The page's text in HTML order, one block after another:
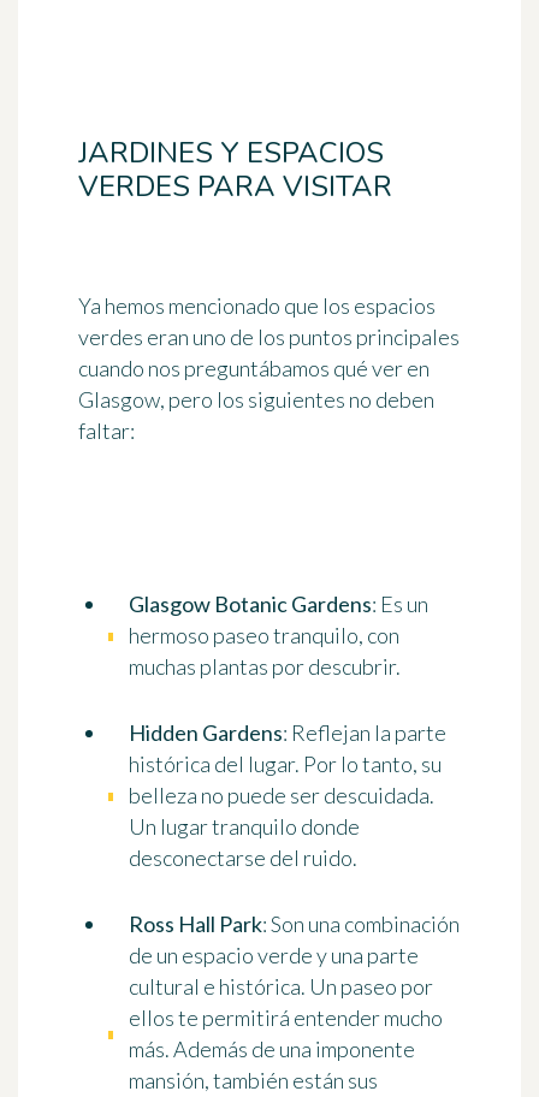
JARDINES Y ESPACIOS
VERDES PARA VISITAR
Ya hemos mencionado que los espacios
verdes eran uno de los puntos principales
cuando nos preguntábamos qué ver en
Glasgow, pero los siguientes no deben
faltar:
Glasgow Botanic Gardens: Es un
hermoso paseo tranquilo, con
muchas plantas por descubrir.
Hidden Gardens: Reflejan la parte
histórica del lugar. Por lo tanto, su
belleza no puede ser descuidada.
Un lugar tranquilo donde
desconectarse del ruido.
Ross Hall Park: Son una combinación
de un espacio verde y una parte
cultural e histórica. Un paseo por
ellos te permitirá entender mucho
más. Además de una imponente
mansión, también están sus